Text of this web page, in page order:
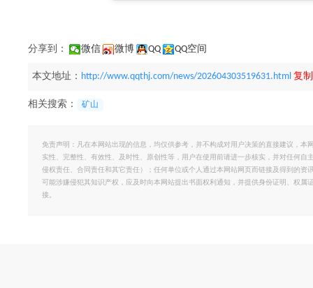
分享到： 微信 微博 QQ QQ空间
本文地址： http://www.qqthj.com/news/202604303519631.html 复
相关搜索： 矿山
免责声明：凡在本网站出现的信息，均仅供参考，并不构成对用户决策的直接建议，
实性、完整性、有效性、及时性、原创性等，用户在使用前请进一步核实，并对任何
侵权责任、合同责任和其它责任）；任何单位或个人通过本网站网页而链接及得到的
可能涉嫌侵犯其知识产权，应及时向本网站提出书面权利通知，并提供身份证明、权
接。